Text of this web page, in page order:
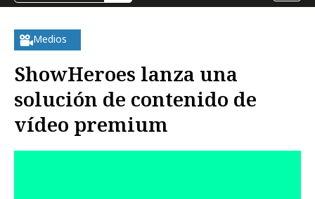
Medios
ShowHeroes lanza una
solución de contenido de
vídeo premium